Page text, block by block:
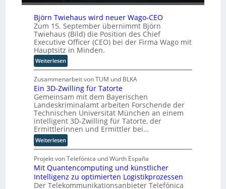
A
u
s
b
a
u
s
h
e
n
R
o
u
e
r
-
H
e
r
s
t
e
l
l
e
t
m
a
t
i
s
i
r
u
n
g
s
l
ö
s
n
g
e
Björn Twiehaus wird neuer Wago-CEO
Zum 15. September übernimmt Björn
Twiehaus (Bild) die Position des Chief
Executive Officer (CEO) bei der Firma Wago mit
Hauptsitz in Minden.
Weiterlesen:
B
j
ö
r
n
T
w
i
e
h
a
u
s
w
Zusammenarbeit von TUM und BLKA
Ein 3D-Zwilling für Tatorte
Gemeinsam mit dem Bayerischen
Landeskriminalamt arbeiten Forschende der
Technischen Universität München an einem
intelligent 3D-Zwilling für Tatorte, der
Ermittlerinnen und Ermittler bei…
Weiterlesen:
E
i
n
3
D
Projekt von Telefónica und Würth España
Mit Quantencomputing und künstlicher
Intelligenz zu optimierten Logistikprozessen
Der Telekommunikationsanbieter Telefónica